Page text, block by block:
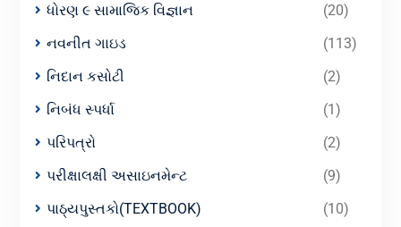
ધોરણ ૯ સામાજિક વિજ્ઞાન
(20)
નવનીત ગાઇડ
(113)
નિદાન કસોટી
(2)
નિબંધ સ્પર્ધા
(1)
પરિપત્રો
(2)
પરીક્ષાલક્ષી અસાઇનમેન્ટ
(9)
પાઠ્યપુસ્તકો(TEXTBOOK)
(10)